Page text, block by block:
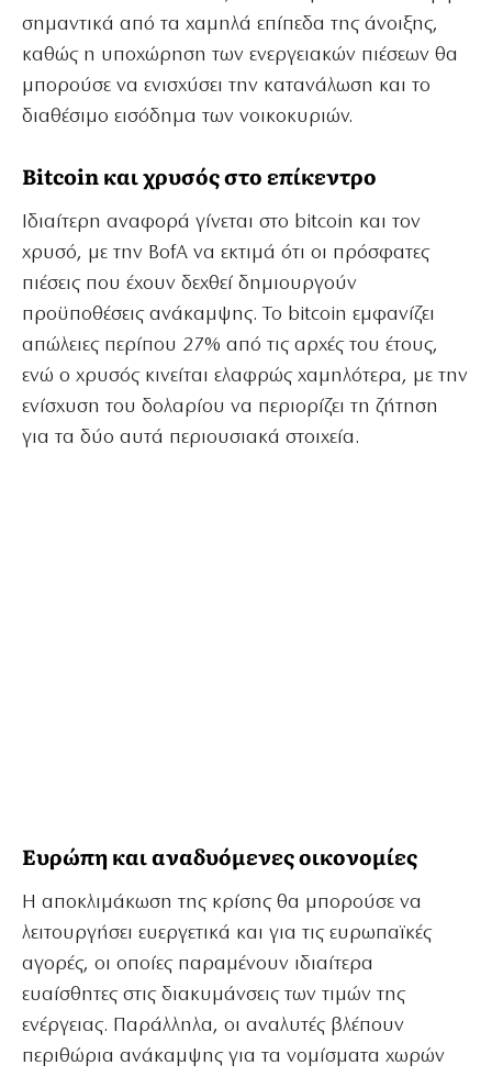
σημαντικά από τα χαμηλά επίπεδα της άνοιξης,
καθώς η υποχώρηση των ενεργειακών πιέσεων θα
μπορούσε να ενισχύσει την κατανάλωση και το
διαθέσιμο εισόδημα των νοικοκυριών.
Bitcoin και χρυσός στο επίκεντρο
Ιδιαίτερη αναφορά γίνεται στο bitcoin και τον
χρυσό, με την BofA να εκτιμά ότι οι πρόσφατες
πιέσεις που έχουν δεχθεί δημιουργούν
προϋποθέσεις ανάκαμψης. Το bitcoin εμφανίζει
απώλειες περίπου 27% από τις αρχές του έτους,
ενώ ο χρυσός κινείται ελαφρώς χαμηλότερα, με την
ενίσχυση του δολαρίου να περιορίζει τη ζήτηση
για τα δύο αυτά περιουσιακά στοιχεία.
Ευρώπη και αναδυόμενες οικονομίες
Η αποκλιμάκωση της κρίσης θα μπορούσε να
λειτουργήσει ευεργετικά και για τις ευρωπαϊκές
αγορές, οι οποίες παραμένουν ιδιαίτερα
ευαίσθητες στις διακυμάνσεις των τιμών της
ενέργειας. Παράλληλα, οι αναλυτές βλέπουν
περιθώρια ανάκαμψης για τα νομίσματα χωρών